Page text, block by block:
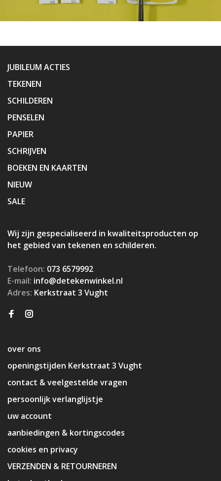
JUBILEUM ACTIES
TEKENEN
SCHILDEREN
PENSELEN
PAPIER
SCHRIJVEN
BOEKEN EN KAARTEN
NIEUW
SALE
Wij zijn gespecialiseerd in kwaliteitsproducten op
het gebied van tekenen en schilderen.
Telefoon: 073 6579992
E-mail: info@detekenwinkel.nl
Adres: Kerkstraat 3 Vught
over ons
openingstijden Kerkstraat 3 Vught
contact & veelgestelde vragen
persoonlijk verlanglijstje
uw account
aanbiedingen & kortingscodes
cookies en privacy
VERZENDEN & RETOURNEREN